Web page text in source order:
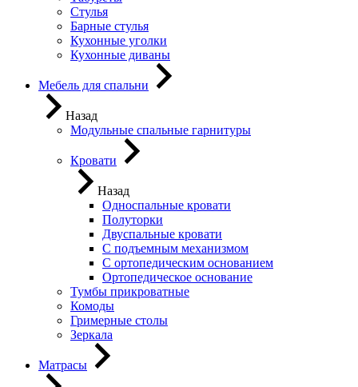
Стулья
Барные стулья
Кухонные уголки
Кухонные диваны
Мебель для спальни
Назад
Модульные спальные гарнитуры
Кровати
Назад
Односпальные кровати
Полуторки
Двуспальные кровати
С подъемным механизмом
С ортопедическим основанием
Ортопедическое основание
Тумбы прикроватные
Комоды
Гримерные столы
Зеркала
Матрасы